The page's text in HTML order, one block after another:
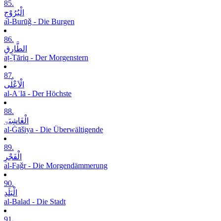
85.
الْبُرُوْجِ
al-Burūǧ - Die Burgen
86.
الطَّارِقِ
aṭ-Ṭāriq - Der Morgenstern
87.
الْاَعْلٰی
al-Aʿlā - Der Höchste
88.
الْغَاشِیَۃِ
al-Ġāšiya - Die Überwältigende
89.
الْفَجْرِ
al-Faǧr - Die Morgendämmerung
90.
الْبَلَدِ
al-Balad - Die Stadt